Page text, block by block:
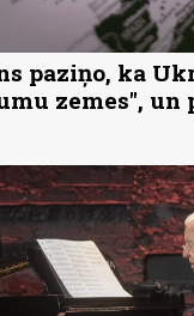
paziņo, ka
zemes", un